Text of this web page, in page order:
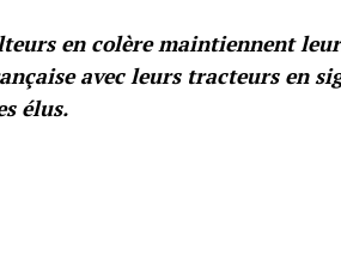
en colère maintiennent
avec leurs tracteurs en
élus.